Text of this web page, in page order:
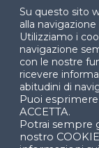
YouTube
© 2024
Su questo sito
alla
Utilizziamo i
navigazione
con le nostre
ricevere
abitudini di
Puoi
ACCETTA.
Potrai sempre
nostro